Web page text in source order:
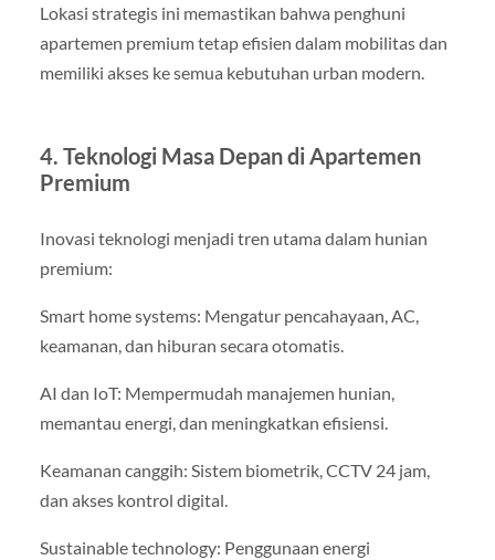
Lokasi strategis ini memastikan bahwa penghuni
apartemen premium tetap efisien dalam mobilitas dan
memiliki akses ke semua kebutuhan urban modern.
4. Teknologi Masa Depan di Apartemen
Premium
Inovasi teknologi menjadi tren utama dalam hunian
premium:
Smart home systems: Mengatur pencahayaan, AC,
keamanan, dan hiburan secara otomatis.
AI dan IoT: Mempermudah manajemen hunian,
memantau energi, dan meningkatkan efisiensi.
Keamanan canggih: Sistem biometrik, CCTV 24 jam,
dan akses kontrol digital.
Sustainable technology: Penggunaan energi